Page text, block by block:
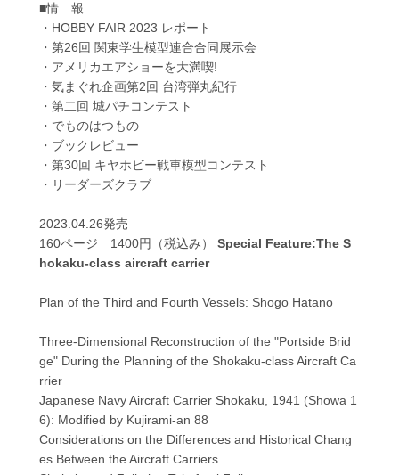
■情 報
・HOBBY FAIR 2023 レポート
・第26回 関東学生模型連合合同展示会
・アメリカエアショーを大満喫!
・気まぐれ企画第2回 台湾弾丸紀行
・第二回 城パチコンテスト
・でものはつもの
・ブックレビュー
・第30回 キヤホビー戦車模型コンテスト
・リーダーズクラブ
2023.04.26発売
160ページ 1400円（税込み） Special Feature:The S
hokaku-class aircraft carrier
Plan of the Third and Fourth Vessels: Shogo Hatano
Three-Dimensional Reconstruction of the "Portside Brid
ge" During the Planning of the Shokaku-class Aircraft Ca
rrier
Japanese Navy Aircraft Carrier Shokaku, 1941 (Showa 1
6): Modified by Kujirami-an 88
Considerations on the Differences and Historical Chang
es Between the Aircraft Carriers